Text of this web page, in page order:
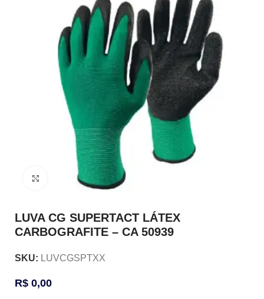
Clique para ampliar
LUVA CG SUPERTACT LÁTEX
CARBOGRAFITE – CA 50939
SKU: LUVCGSPTXX
R$ 0,00